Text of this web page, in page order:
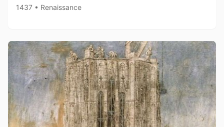
1437 • Renaissance